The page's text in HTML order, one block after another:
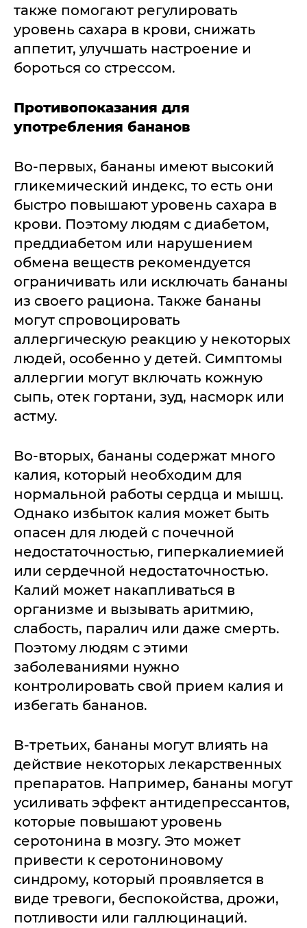
также помогают регулировать
уровень сахара в крови, снижать
аппетит, улучшать настроение и
бороться со стрессом.
Противопоказания для
употребления бананов
Во-первых, бананы имеют высокий
гликемический индекс, то есть они
быстро повышают уровень сахара в
крови. Поэтому людям с диабетом,
преддиабетом или нарушением
обмена веществ рекомендуется
ограничивать или исключать бананы
из своего рациона. Также бананы
могут спровоцировать
аллергическую реакцию у некоторых
людей, особенно у детей. Симптомы
аллергии могут включать кожную
сыпь, отек гортани, зуд, насморк или
астму.
Во-вторых, бананы содержат много
калия, который необходим для
нормальной работы сердца и мышц.
Однако избыток калия может быть
опасен для людей с почечной
недостаточностью, гиперкалиемией
или сердечной недостаточностью.
Калий может накапливаться в
организме и вызывать аритмию,
слабость, паралич или даже смерть.
Поэтому людям с этими
заболеваниями нужно
контролировать свой прием калия и
избегать бананов.
В-третьих, бананы могут влиять на
действие некоторых лекарственных
препаратов. Например, бананы могут
усиливать эффект антидепрессантов,
которые повышают уровень
серотонина в мозгу. Это может
привести к серотониновому
синдрому, который проявляется в
виде тревоги, беспокойства, дрожи,
потливости или галлюцинаций.